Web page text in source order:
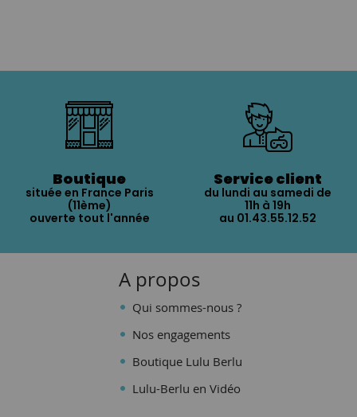
Boutique
située en France Paris
(11ème)
ouverte tout l'année
Service client
du lundi au samedi de
11h à 19h
au 01.43.55.12.52
A propos
Qui sommes-nous ?
Nos engagements
Boutique Lulu Berlu
Lulu-Berlu en Vidéo